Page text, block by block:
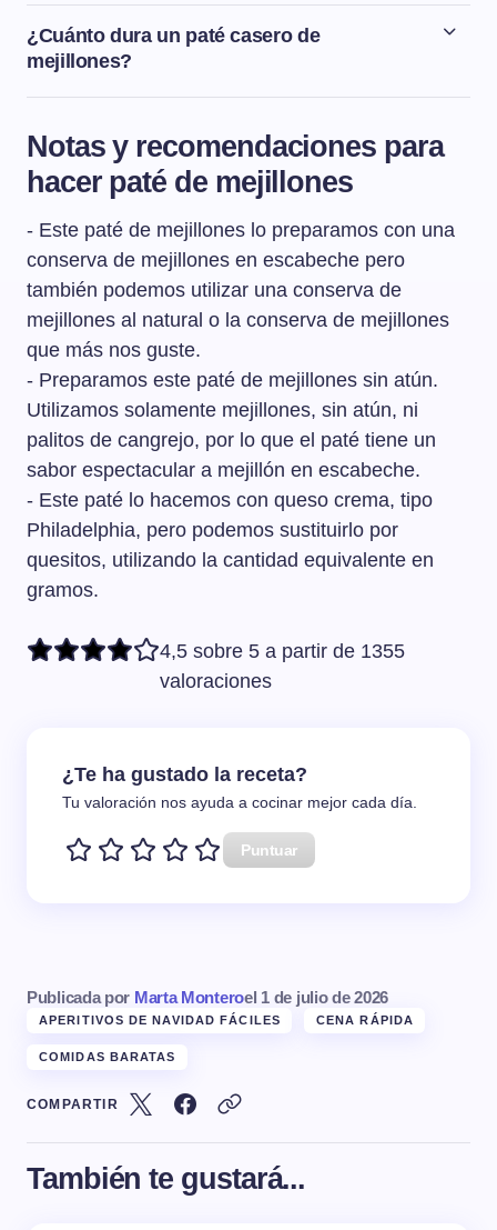
¿Cuánto dura un paté casero de
mejillones?
Un paté casero de mejillones aguanta en la nevera,
máximo de 2 días.
Notas y recomendaciones para
hacer paté de mejillones
- Este paté de mejillones lo preparamos con una
conserva de mejillones en escabeche pero
también podemos utilizar una conserva de
mejillones al natural o la conserva de mejillones
que más nos guste.
- Preparamos este paté de mejillones sin atún.
Utilizamos solamente mejillones, sin atún, ni
palitos de cangrejo, por lo que el paté tiene un
sabor espectacular a mejillón en escabeche.
- Este paté lo hacemos con queso crema, tipo
Philadelphia, pero podemos sustituirlo por
quesitos, utilizando la cantidad equivalente en
gramos.
4,5 sobre 5 a partir de 1355
valoraciones
¿Te ha gustado la receta?
Tu valoración nos ayuda a cocinar mejor cada día.
Puntuar
Publicada por Marta Monteroel 1 de julio de 2026
APERITIVOS DE NAVIDAD FÁCILES CENA RÁPIDA
COMIDAS BARATAS
COMPARTIR
También te gustará...